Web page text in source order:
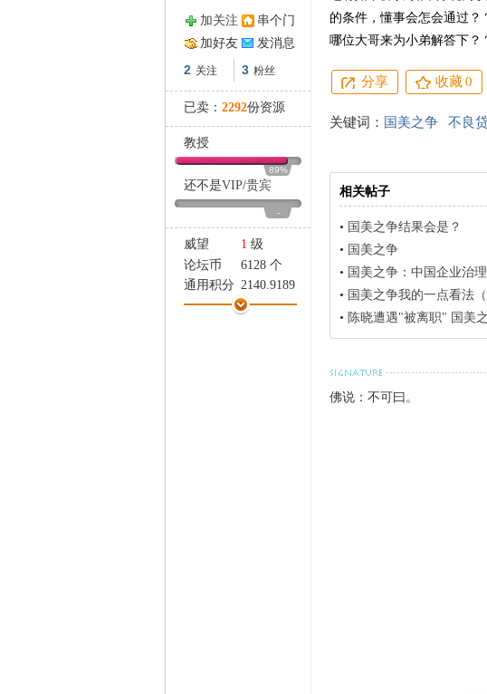
加关注
串个门
加好友
发消息
2 关注 3 粉丝
已卖： 2292份资源
教授
89%
还不是VIP/贵宾
-
威望 1 级
论坛币
6128 个
通用积分 2140.9189
学术水平
60 点
的条件，懂事会怎会通过？
哪位大哥来为小弟解答下？
分享 收藏0
关键词： 国美之争 不良
相关帖子
• 国美之争结果会是？
• 国美之争
• 国美之争：中国企业治
• 国美之争我的一点看法（
• 陈晓遭遇"被离职" 国美
佛说：不可曰。